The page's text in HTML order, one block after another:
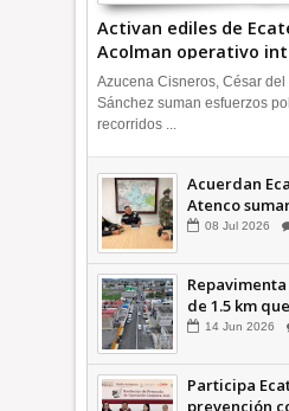
Activan ediles de
Acolman operativo
Azucena Cisneros, César del
Sánchez suman esfuerzos
recorridos ...
Acuerdan
Atenco
seguridad
08 Jul 2026
de 1.5 km
comunidades
14 Jun 2026
Participa
prevención